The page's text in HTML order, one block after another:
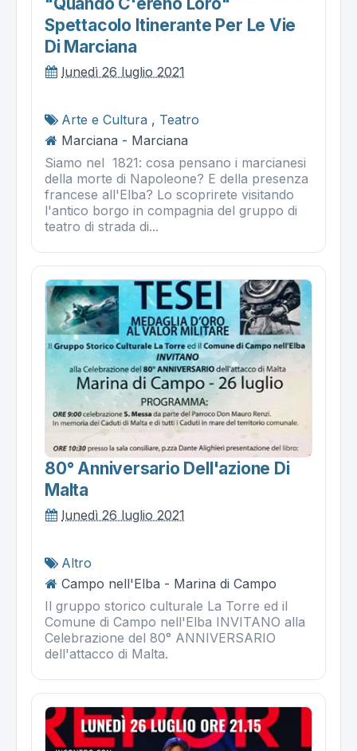
Spettacolo Itinerante Per Le Vie
Di Marciana
lunedì 26 luglio 2021
Arte e Cultura , Teatro
Marciana - Marciana
Siamo nel 1821: cosa pensano i marcianesi
della morte di Napoleone? E della presenza
francese all'Elba? Lo scoprirete visitando
l'antico borgo in compagnia del gruppo di
teatro di strada di...
80° Anniversario Dell'azione Di
Malta
lunedì 26 luglio 2021
Altro
Campo nell'Elba - Marina di Campo
Il gruppo storico culturale La Torre ed il
Comune di Campo nell'Elba INVITANO alla
Celebrazione del 80° ANNIVERSARIO
dell'attacco di Malta.